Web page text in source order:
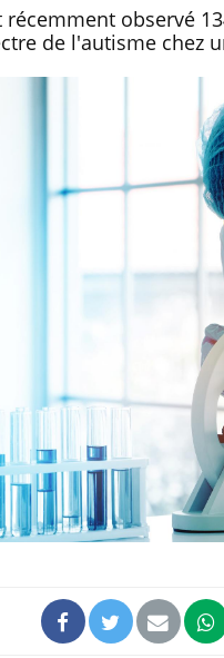
observé
de l'autisme chez
Comment
pendant les
Hantavirus : un
détecté chez
en France
Mortalité
rapport
son taux élevé